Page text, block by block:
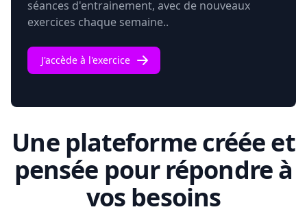
séances d'entrainement, avec de nouveaux
exercices chaque semaine..
J'accède à l'exercice
Une plateforme créée et
pensée pour répondre à
vos besoins